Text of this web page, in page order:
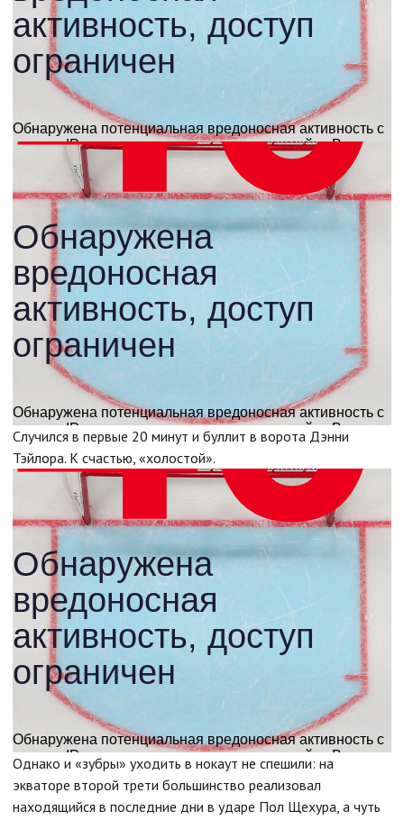
Случился в первые 20 минут и буллит в ворота Дэнни
Тэйлора. К счастью, «холостой».
Однако и «зубры» уходить в нокаут не спешили: на
экваторе второй трети большинство реализовал
находящийся в последние дни в ударе Пол Щехура, а чуть